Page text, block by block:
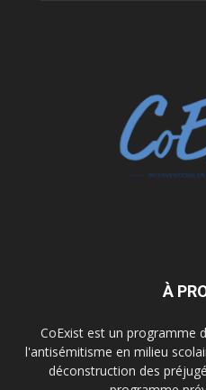
À
CoExist est un programme
l'antisémitisme en milieu
déconstruction des